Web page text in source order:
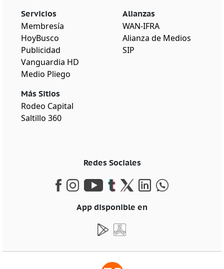
Servicios
Membresía
HoyBusco
Publicidad
Vanguardia HD
Medio Pliego
Más Sitios
Rodeo Capital
Saltillo 360
Alianzas
WAN-IFRA
Alianza de Medios
SIP
Redes Sociales
App disponible en